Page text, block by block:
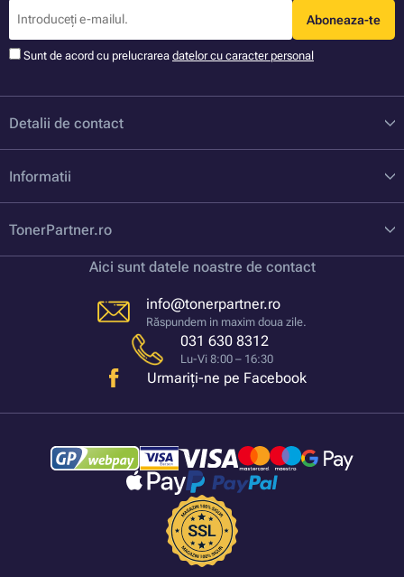
Aboneaza-te
Sunt de acord cu prelucrarea datelor cu caracter personal
Detalii de contact
Informatii
TonerPartner.ro
Aici sunt datele noastre de contact
info@tonerpartner.ro
Răspundem in maxim doua zile.
031 630 8312
Lu-Vi 8:00 – 16:30
Urmariți-ne pe Facebook